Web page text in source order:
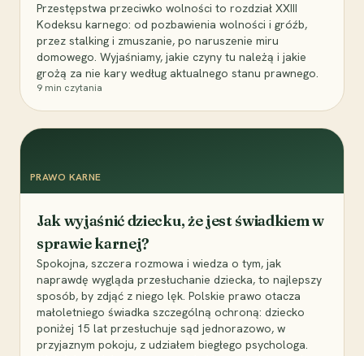
Przestępstwa przeciwko wolności to rozdział XXIII
Kodeksu karnego: od pozbawienia wolności i gróźb,
przez stalking i zmuszanie, po naruszenie miru
domowego. Wyjaśniamy, jakie czyny tu należą i jakie
grożą za nie kary według aktualnego stanu prawnego.
9 min czytania
PRAWO KARNE
Jak wyjaśnić dziecku, że jest świadkiem w
sprawie karnej?
Spokojna, szczera rozmowa i wiedza o tym, jak
naprawdę wygląda przesłuchanie dziecka, to najlepszy
sposób, by zdjąć z niego lęk. Polskie prawo otacza
małoletniego świadka szczególną ochroną: dziecko
poniżej 15 lat przesłuchuje sąd jednorazowo, w
przyjaznym pokoju, z udziałem biegłego psychologa.